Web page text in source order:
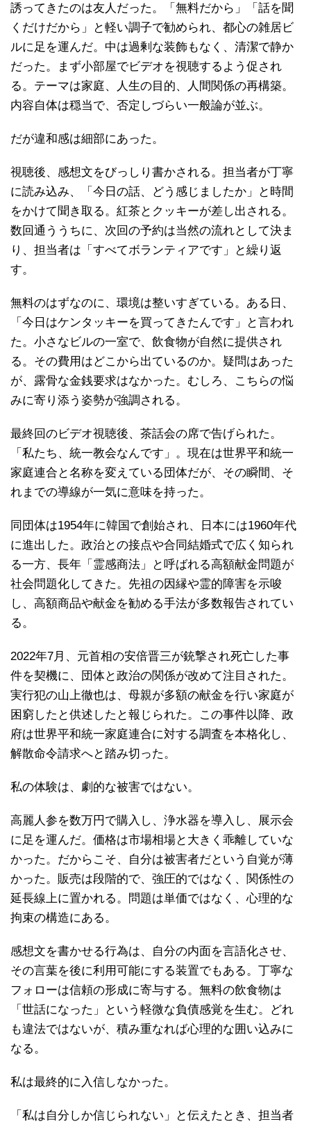
誘ってきたのは友人だった。「無料だから」「話を聞
くだけだから」と軽い調子で勧められ、都心の雑居ビ
ルに足を運んだ。中は過剰な装飾もなく、清潔で静か
だった。まず小部屋でビデオを視聴するよう促され
る。テーマは家庭、人生の目的、人間関係の再構築。
内容自体は穏当で、否定しづらい一般論が並ぶ。
だが違和感は細部にあった。
視聴後、感想文をびっしり書かされる。担当者が丁寧
に読み込み、「今日の話、どう感じましたか」と時間
をかけて聞き取る。紅茶とクッキーが差し出される。
数回通ううちに、次回の予約は当然の流れとして決ま
り、担当者は「すべてボランティアです」と繰り返
す。
無料のはずなのに、環境は整いすぎている。ある日、
「今日はケンタッキーを買ってきたんです」と言われ
た。小さなビルの一室で、飲食物が自然に提供され
る。その費用はどこから出ているのか。疑問はあった
が、露骨な金銭要求はなかった。むしろ、こちらの悩
みに寄り添う姿勢が強調される。
最終回のビデオ視聴後、茶話会の席で告げられた。
「私たち、統一教会なんです」。現在は世界平和統一
家庭連合と名称を変えている団体だが、その瞬間、そ
れまでの導線が一気に意味を持った。
同団体は1954年に韓国で創始され、日本には1960年代
に進出した。政治との接点や合同結婚式で広く知られ
る一方、長年「霊感商法」と呼ばれる高額献金問題が
社会問題化してきた。先祖の因縁や霊的障害を示唆
し、高額商品や献金を勧める手法が多数報告されてい
る。
2022年7月、元首相の安倍晋三が銃撃され死亡した事
件を契機に、団体と政治の関係が改めて注目された。
実行犯の山上徹也は、母親が多額の献金を行い家庭が
困窮したと供述したと報じられた。この事件以降、政
府は世界平和統一家庭連合に対する調査を本格化し、
解散命令請求へと踏み切った。
私の体験は、劇的な被害ではない。
高麗人参を数万円で購入し、浄水器を導入し、展示会
に足を運んだ。価格は市場相場と大きく乖離していな
かった。だからこそ、自分は被害者だという自覚が薄
かった。販売は段階的で、強圧的ではなく、関係性の
延長線上に置かれる。問題は単価ではなく、心理的な
拘束の構造にある。
感想文を書かせる行為は、自分の内面を言語化させ、
その言葉を後に利用可能にする装置でもある。丁寧な
フォローは信頼の形成に寄与する。無料の飲食物は
「世話になった」という軽微な負債感覚を生む。どれ
も違法ではないが、積み重なれば心理的な囲い込みに
なる。
私は最終的に入信しなかった。
「私は自分しか信じられない」と伝えたとき、担当者